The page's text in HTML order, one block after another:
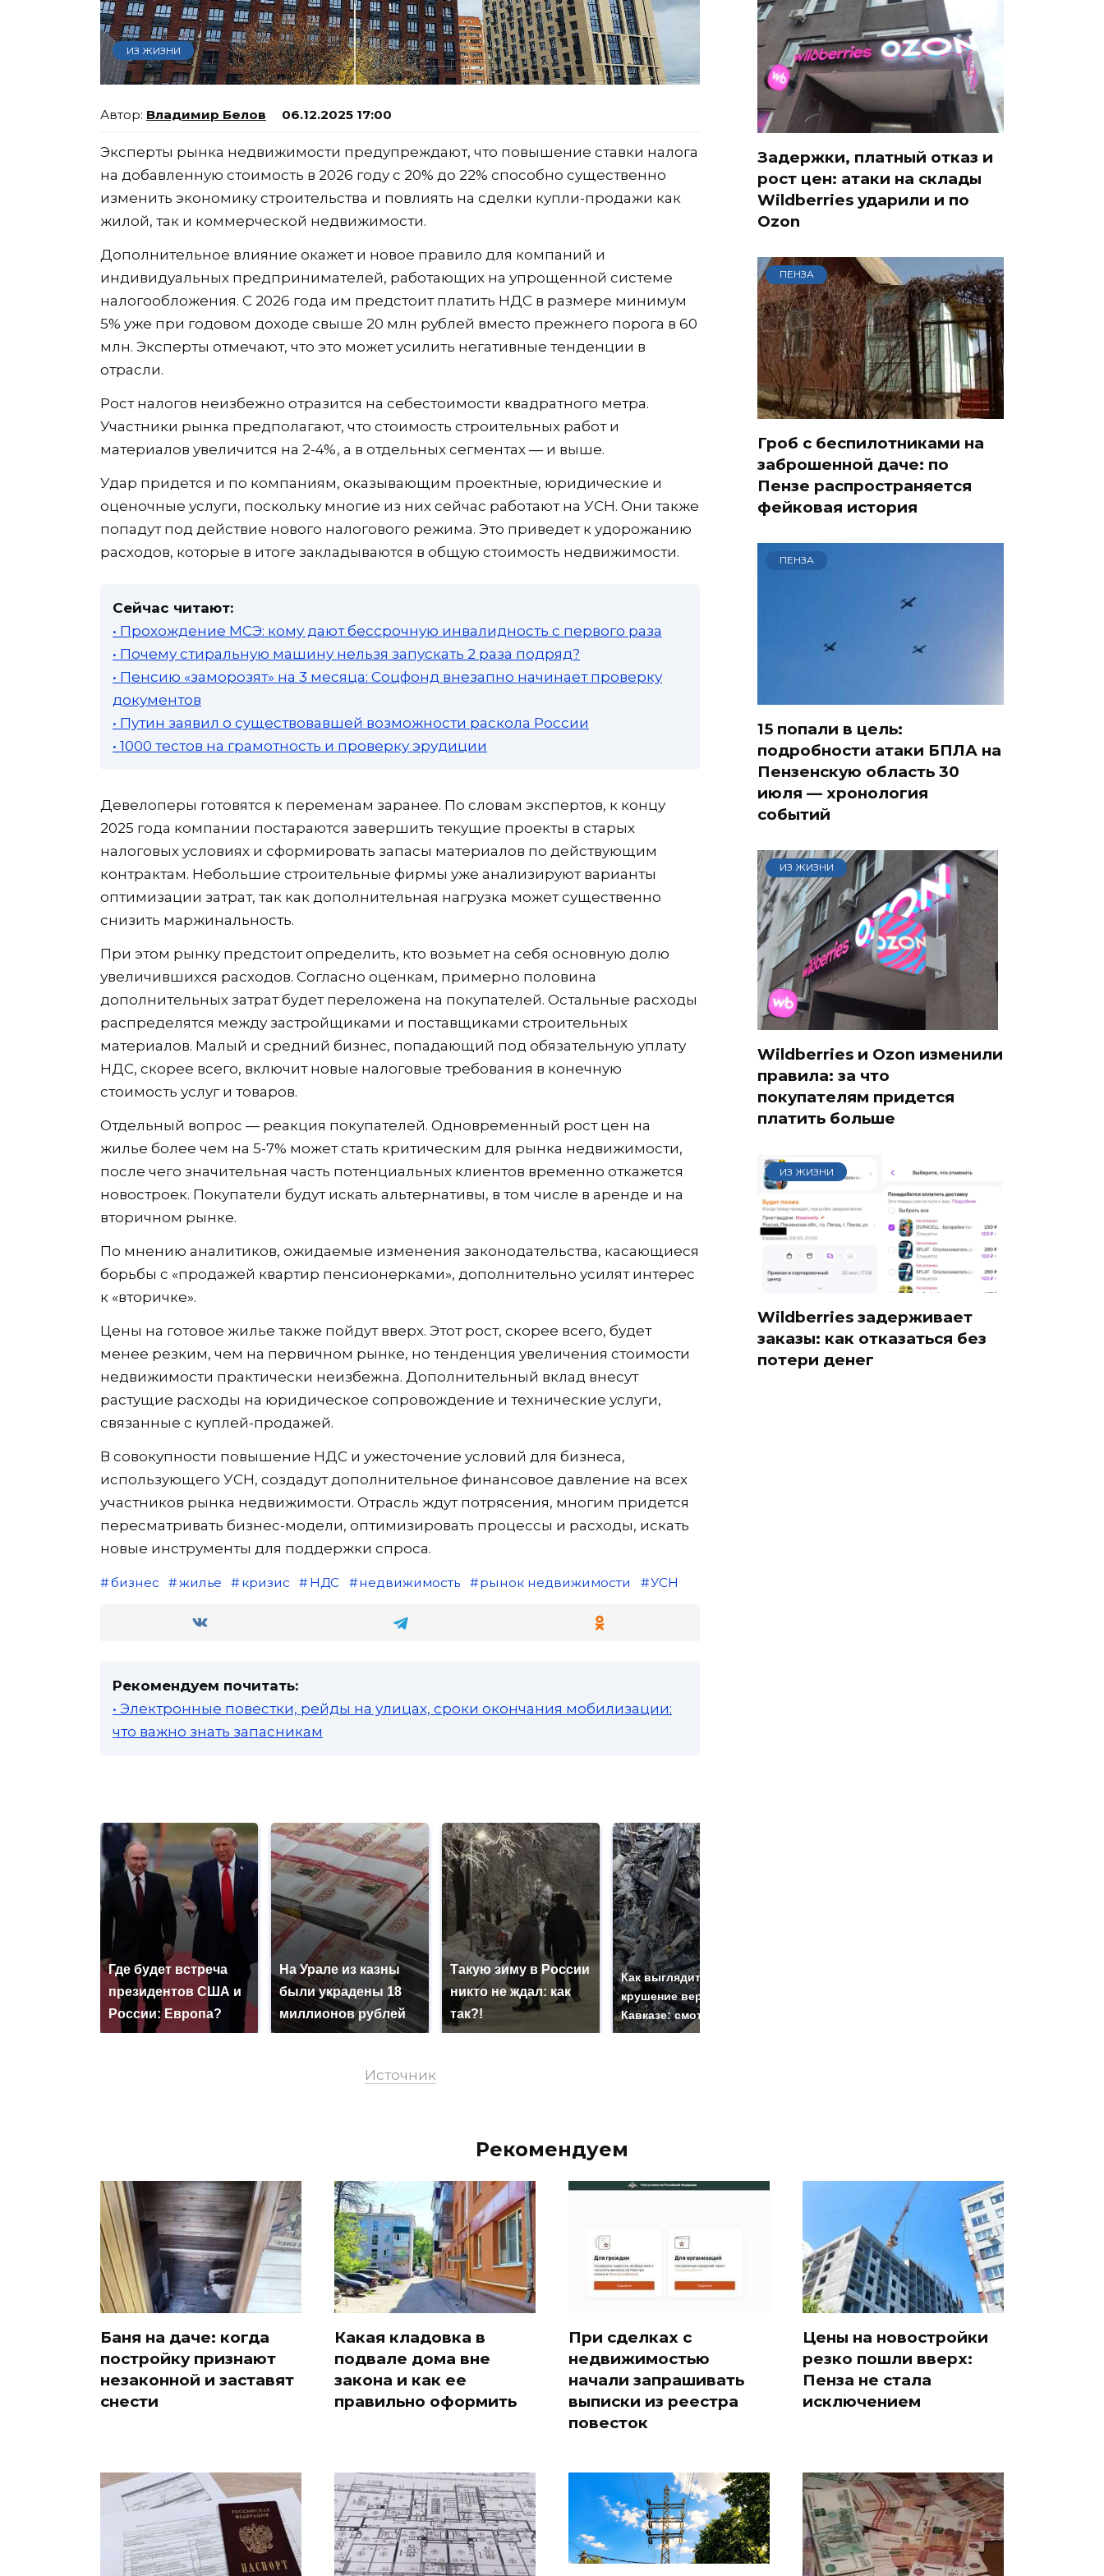
ИЗ ЖИЗНИ
Владимир Белов 06.12.2025 17:00
Эксперты рынка недвижимости предупреждают, что повышение ставки налога
на добавленную стоимость в 2026 году с 20% до 22% способно существенно
изменить экономику строительства и повлиять на сделки купли-продажи как
жилой, так и коммерческой недвижимости.
Дополнительное влияние окажет и новое правило для компаний и
индивидуальных предпринимателей, работающих на упрощенной системе
налогообложения. С 2026 года им предстоит платить НДС в размере минимум
5% уже при годовом доходе свыше 20 млн рублей вместо прежнего порога в 60
млн. Эксперты отмечают, что это может усилить негативные тенденции в
отрасли.
Рост налогов неизбежно отразится на себестоимости квадратного метра.
Участники рынка предполагают, что стоимость строительных работ и
материалов увеличится на 2-4%, а в отдельных сегментах — и выше.
Удар придется и по компаниям, оказывающим проектные, юридические и
оценочные услуги, поскольку многие из них сейчас работают на УСН. Они также
попадут под действие нового налогового режима. Это приведет к удорожанию
расходов, которые в итоге закладываются в общую стоимость недвижимости.
Сейчас читают:
• Прохождение МСЭ: кому дают бессрочную инвалидность с первого раза
• Почему стиральную машину нельзя запускать 2 раза подряд?
• Пенсию «заморозят» на 3 месяца: Соцфонд внезапно начинает проверку
документов
• Путин заявил о существовавшей возможности раскола России
• 1000 тестов на грамотность и проверку эрудиции
Девелоперы готовятся к переменам заранее. По словам экспертов, к концу
2025 года компании постараются завершить текущие проекты в старых
налоговых условиях и сформировать запасы материалов по действующим
контрактам. Небольшие строительные фирмы уже анализируют варианты
оптимизации затрат, так как дополнительная нагрузка может существенно
снизить маржинальность.
При этом рынку предстоит определить, кто возьмет на себя основную долю
увеличившихся расходов. Согласно оценкам, примерно половина
дополнительных затрат будет переложена на покупателей. Остальные расходы
распределятся между застройщиками и поставщиками строительных
материалов. Малый и средний бизнес, попадающий под обязательную уплату
НДС, скорее всего, включит новые налоговые требования в конечную
стоимость услуг и товаров.
Отдельный вопрос — реакция покупателей. Одновременный рост цен на
жилье более чем на 5-7% может стать критическим для рынка недвижимости,
после чего значительная часть потенциальных клиентов временно откажется
новостроек. Покупатели будут искать альтернативы, в том числе в аренде и на
вторичном рынке.
По мнению аналитиков, ожидаемые изменения законодательства, касающиеся
борьбы с «продажей квартир пенсионерками», дополнительно усилят интерес
к «вторичке».
Цены на готовое жилье также пойдут вверх. Этот рост, скорее всего, будет
менее резким, чем на первичном рынке, но тенденция увеличения стоимости
недвижимости практически неизбежна. Дополнительный вклад внесут
растущие расходы на юридическое сопровождение и технические услуги,
связанные с куплей-продажей.
В совокупности повышение НДС и ужесточение условий для бизнеса,
использующего УСН, создадут дополнительное финансовое давление на всех
участников рынка недвижимости. Отрасль ждут потрясения, многим придется
пересматривать бизнес-модели, оптимизировать процессы и расходы, искать
новые инструменты для поддержки спроса.
бизнес жилье кризис НДС недвижимость рынок недвижимости УСН
Рекомендуем почитать:
• Электронные повестки, рейды на улицах, сроки окончания мобилизации:
что важно знать запасникам
Где будет встреча
президентов США и
России: Европа?
На Урале из казны
были украдены 18
миллионов рублей
Такую зиму в России
никто не ждал: как
так?!
Как выглядит место
крушение вертолета на
Кавказе: смотреть
Источник
Задержки, платный отказ и
рост цен: атаки на склады
Wildberries ударили и по
Ozon
ПЕНЗА
Гроб с беспилотниками на
заброшенной даче: по
Пензе распространяется
фейковая история
ПЕНЗА
15 попали в цель:
подробности атаки БПЛА на
Пензенскую область 30
июля — хронология
событий
ИЗ ЖИЗНИ
Wildberries и Ozon изменили
правила: за что
покупателям придется
платить больше
ИЗ ЖИЗНИ
Wildberries задерживает
заказы: как отказаться без
потери денег
Рекомендуем
Баня на даче: когда
постройку признают
незаконной и заставят
снести
Какая кладовка в
подвале дома вне
закона и как ее
правильно оформить
При сделках с
недвижимостью
начали запрашивать
выписки из реестра
повесток
Цены на новостройки
резко пошли вверх:
Пенза не стала
исключением